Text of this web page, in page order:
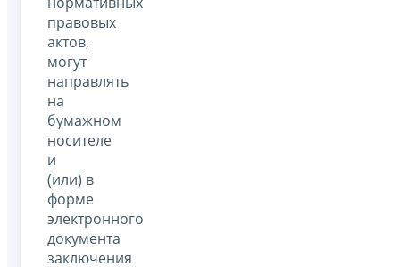
правовых
актов,
могут
направлять
на
бумажном
носителе
и
(или) в
форме
электронного
документа
заключения